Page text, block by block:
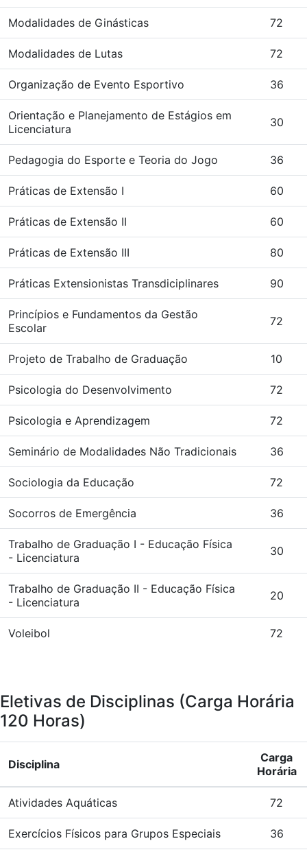
Modalidades de Ginásticas 72
Modalidades de Lutas 72
Organização de Evento Esportivo 36
Orientação e Planejamento de Estágios em
Licenciatura
30
Pedagogia do Esporte e Teoria do Jogo 36
Práticas de Extensão I 60
Práticas de Extensão II 60
Práticas de Extensão III 80
Práticas Extensionistas Transdiciplinares 90
Princípios e Fundamentos da Gestão
Escolar
72
Projeto de Trabalho de Graduação 10
Psicologia do Desenvolvimento 72
Psicologia e Aprendizagem 72
Seminário de Modalidades Não Tradicionais 36
Sociologia da Educação 72
Socorros de Emergência 36
Trabalho de Graduação I - Educação Física
- Licenciatura
30
Trabalho de Graduação II - Educação Física
- Licenciatura
20
Voleibol 72
Eletivas de Disciplinas (Carga Horária
120 Horas)
Disciplina
Carga
Horária
Atividades Aquáticas 72
Exercícios Físicos para Grupos Especiais 36